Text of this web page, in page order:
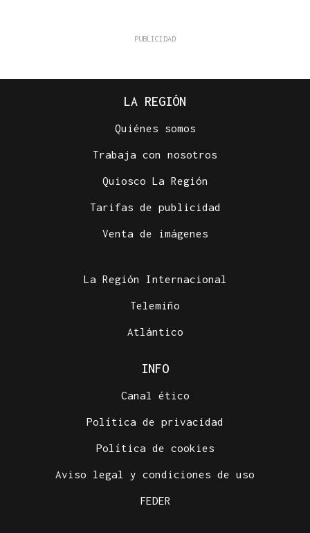
LA REGIÓN
Quiénes somos
Trabaja con nosotros
Quiosco La Región
Tarifas de publicidad
Venta de imágenes
La Región Internacional
Telemiño
Atlántico
INFO
Canal ético
Política de privacidad
Política de cookies
Aviso legal y condiciones de uso
FEDER